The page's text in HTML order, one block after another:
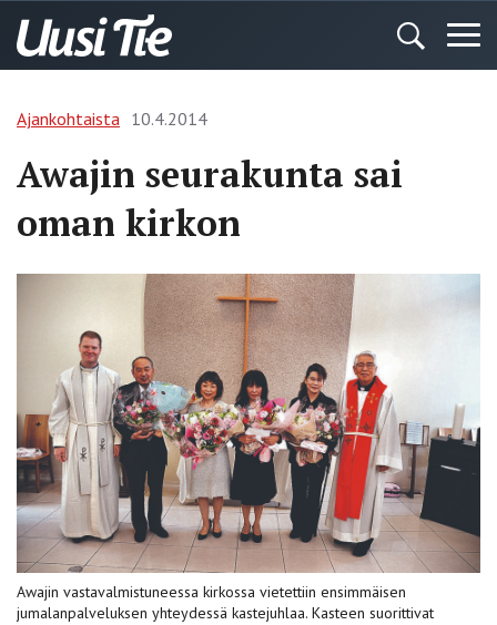
Ajankohtaista 10.4.2014
Awajin seurakunta sai
oman kirkon
Awajin vastavalmistuneessa kirkossa vietettiin ensimmäisen
jumalanpalveluksen yhteydessä kastejuhlaa. Kasteen suorittivat